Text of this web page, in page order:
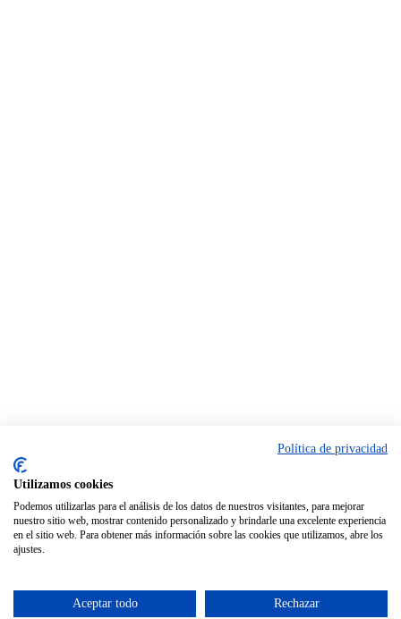
Política de privacidad
Utilizamos cookies
Podemos utilizarlas para el análisis de los datos de nuestros visitantes, para mejorar
nuestro sitio web, mostrar contenido personalizado y brindarle una excelente experiencia
en el sitio web. Para obtener más información sobre las cookies que utilizamos, abre los
ajustes.
Aceptar todo Rechazar